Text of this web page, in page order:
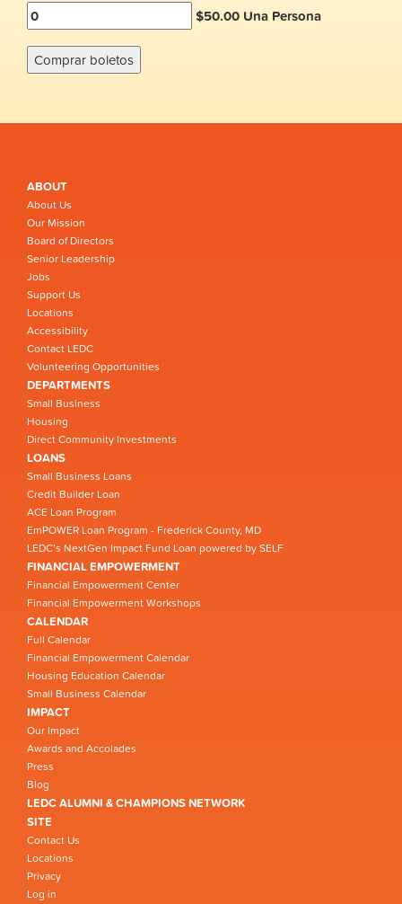
$50.00 Una Persona
ABOUT
About Us
Our Mission
Board of Directors
Senior Leadership
Jobs
Support Us
Locations
Accessibility
Contact LEDC
Volunteering Opportunities
DEPARTMENTS
Small Business
Housing
Direct Community Investments
LOANS
Small Business Loans
Credit Builder Loan
ACE Loan Program
EmPOWER Loan Program - Frederick County, MD
LEDC’s NextGen Impact Fund Loan powered by SELF
FINANCIAL EMPOWERMENT
Financial Empowerment Center
Financial Empowerment Workshops
CALENDAR
Full Calendar
Financial Empowerment Calendar
Housing Education Calendar
Small Business Calendar
IMPACT
Our Impact
Awards and Accolades
Press
Blog
LEDC ALUMNI & CHAMPIONS NETWORK
SITE
Contact Us
Locations
Privacy
Log in